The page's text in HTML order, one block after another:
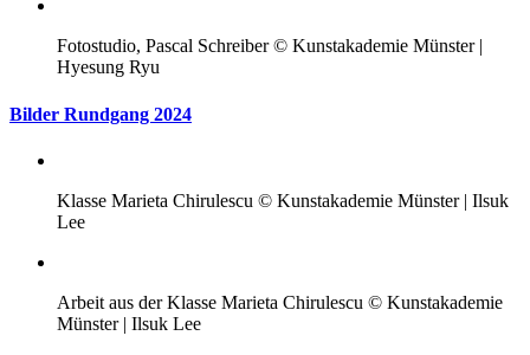
Fotostudio, Pascal Schreiber © Kunstakademie Münster |
Hyesung Ryu
Bilder Rundgang 2024
Klasse Marieta Chirulescu © Kunstakademie Münster | Ilsuk
Lee
Arbeit aus der Klasse Marieta Chirulescu © Kunstakademie
Münster | Ilsuk Lee